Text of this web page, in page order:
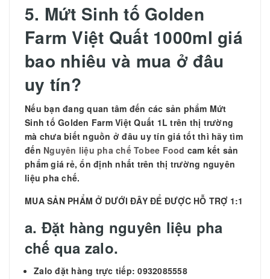
5. Mứt Sinh tố Golden
Farm Việt Quất 1000ml giá
bao nhiêu và mua ở đâu
uy tín?
Nếu bạn đang quan tâm đến các sản phẩm Mứt
Sinh tố Golden Farm Việt Quất 1L trên thị trường
mà chưa biết nguồn ở đâu uy tín giá tốt thì hãy tìm
đến Nguyên liệu pha chế Tobee Food cam kết sản
phẩm giá rẻ, ổn định nhất trên thị trường nguyên
liệu pha chế.
MUA SẢN PHẨM Ở DƯỚI ĐÂY ĐỂ ĐƯỢC HỖ TRỢ 1:1
a. Đặt hàng nguyên liệu pha
chế qua zalo.
Zalo đặt hàng trực tiếp: 0932085558